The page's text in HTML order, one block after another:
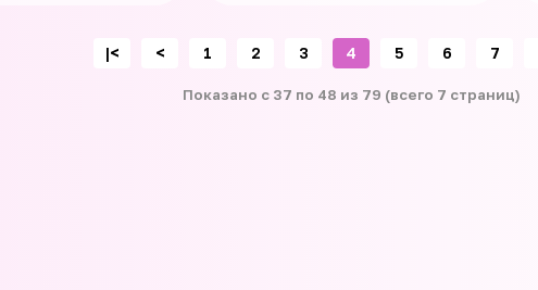
|< < 1 2 3 4 5 6 7
Показано с 37 по 48 из 79 (всего 7 страниц)